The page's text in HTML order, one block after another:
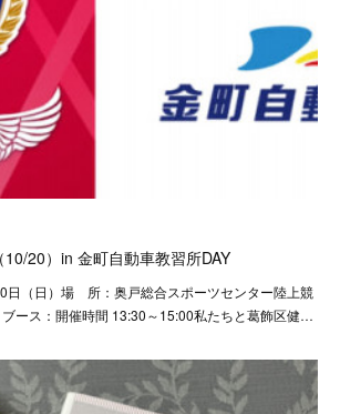
20）in 金町自動車教習所DAY
日（日）場 所：奥戸総合スポーツセンター陸上競
ース：開催時間 13:30～15:00私たちと葛飾区健…